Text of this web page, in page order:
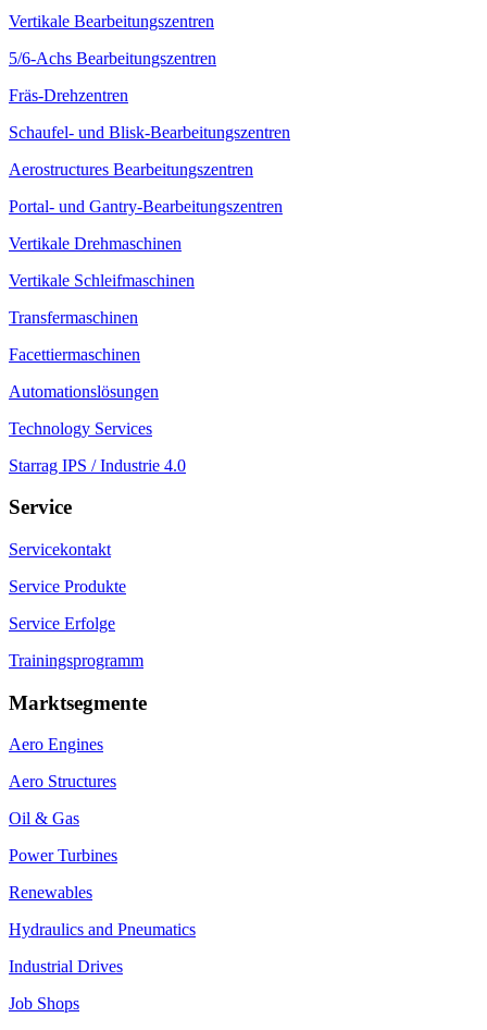
Vertikale Bearbeitungszentren
5/6-Achs Bearbeitungszentren
Fräs-Drehzentren
Schaufel- und Blisk-Bearbeitungszentren
Aerostructures Bearbeitungszentren
Portal- und Gantry-Bearbeitungszentren
Vertikale Drehmaschinen
Vertikale Schleifmaschinen
Transfermaschinen
Facettiermaschinen
Automationslösungen
Technology Services
Starrag IPS / Industrie 4.0
Service
Servicekontakt
Service Produkte
Service Erfolge
Trainingsprogramm
Marktsegmente
Aero Engines
Aero Structures
Oil & Gas
Power Turbines
Renewables
Hydraulics and Pneumatics
Industrial Drives
Job Shops